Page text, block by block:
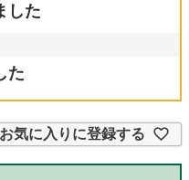
した
た
お気に入りに登録する